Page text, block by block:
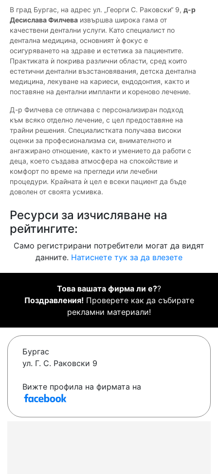
В град Бургас, на адрес ул. „Георги С. Раковски“ 9, д-р
Десислава Филчева извършва широка гама от
качествени дентални услуги. Като специалист по
дентална медицина, основният ѝ фокус е
осигуряването на здраве и естетика за пациентите.
Практиката ѝ покрива различни области, сред които
естетични дентални възстановявания, детска дентална
медицина, лекуване на кариеси, ендодонтия, както и
поставяне на дентални импланти и кореново лечение.
Д-р Филчева се отличава с персонализиран подход
към всяко отделно лечение, с цел предоставяне на
трайни решения. Специалистката получава високи
оценки за професионализма си, внимателното и
ангажирано отношение, както и умението да работи с
деца, което създава атмосфера на спокойствие и
комфорт по време на прегледи или лечебни
процедури. Крайната ѝ цел е всеки пациент да бъде
доволен от своята усмивка.
Ресурси за изчисляване на
рейтингите:
Само регистрирани потребители могат да видят
данните. Натиснете тук за да влезете
Това вашата фирма ли е??
Поздравления! Проверете как да събирате
рекламни материали!
Бургас
ул. Г. С. Раковски 9
Вижте профила на фирмата на